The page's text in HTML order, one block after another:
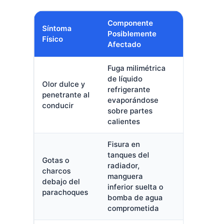
Síntoma
Físico
Componente
Posiblemente
Afectado
Olor dulce y
penetrante al
conducir
Fuga milimétrica
de líquido
refrigerante
evaporándose
sobre partes
calientes
Gotas o
charcos
debajo del
parachoques
Fisura en
tanques del
radiador,
manguera
inferior suelta o
bomba de agua
comprometida